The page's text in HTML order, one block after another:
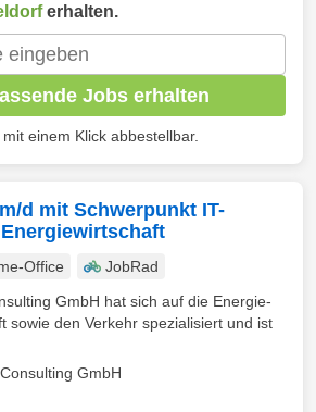
erhalten.
Jobs erhalten
einem Klick abbestellbar.
d mit Schwerpunkt IT-
Office
JobRad
GmbH hat sich auf die Energie-
sowie den Verkehr spezialisiert und ist
GmbH